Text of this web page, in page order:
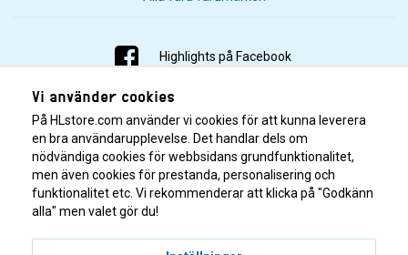
Highlights på Facebook
Highlights på Instagram
Highlights på Youtube
Highlights på Tiktok
Vi använder cookies
På HLstore.com använder vi cookies för att kunna leverera
en bra användarupplevelse. Det handlar dels om
nödvändiga cookies för webbsidans grundfunktionalitet,
men även cookies för prestanda, personalisering och
funktionalitet etc. Vi rekommenderar att klicka på "Godkänn
alla" men valet gör du!